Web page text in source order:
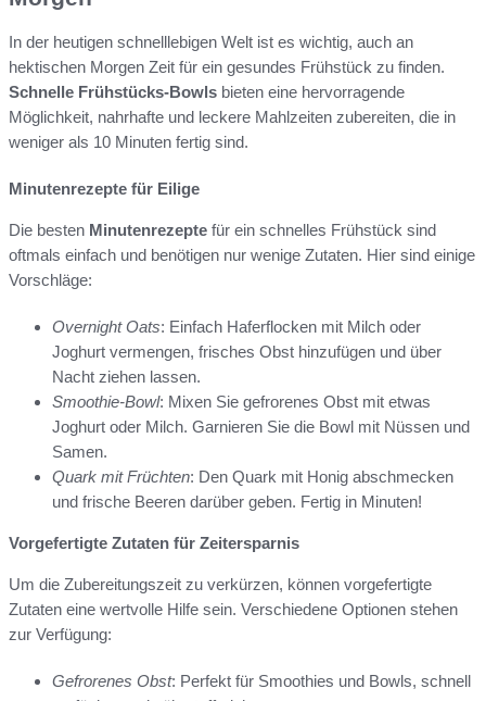
In der heutigen schnelllebigen Welt ist es wichtig, auch an
hektischen Morgen Zeit für ein gesundes Frühstück zu finden.
Schnelle Frühstücks-Bowls bieten eine hervorragende
Möglichkeit, nahrhafte und leckere Mahlzeiten zubereiten, die in
weniger als 10 Minuten fertig sind.
Minutenrezepte für Eilige
Die besten Minutenrezepte für ein schnelles Frühstück sind
oftmals einfach und benötigen nur wenige Zutaten. Hier sind einige
Vorschläge:
Overnight Oats: Einfach Haferflocken mit Milch oder
Joghurt vermengen, frisches Obst hinzufügen und über
Nacht ziehen lassen.
Smoothie-Bowl: Mixen Sie gefrorenes Obst mit etwas
Joghurt oder Milch. Garnieren Sie die Bowl mit Nüssen und
Samen.
Quark mit Früchten: Den Quark mit Honig abschmecken
und frische Beeren darüber geben. Fertig in Minuten!
Vorgefertigte Zutaten für Zeitersparnis
Um die Zubereitungszeit zu verkürzen, können vorgefertigte
Zutaten eine wertvolle Hilfe sein. Verschiedene Optionen stehen
zur Verfügung:
Gefrorenes Obst: Perfekt für Smoothies und Bowls, schnell